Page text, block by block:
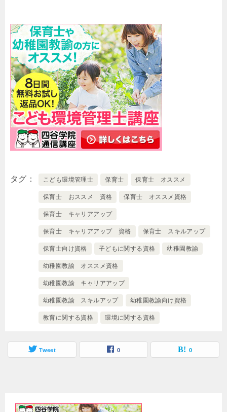
タグ こども環境管理士 保育士 保育士 オススメ
保育士 おススメ 資格 保育士 オススメ資格
保育士 キャリアアップ
保育士 キャリアアップ 資格 保育士 スキルアップ
保育士向け資格 子どもに関する資格 幼稚園教諭
幼稚園教諭 オススメ資格
幼稚園教諭 キャリアアップ
幼稚園教諭 スキルアップ 幼稚園教諭向け資格
教育に関する資格 環境に関する資格
Tweet 0 0